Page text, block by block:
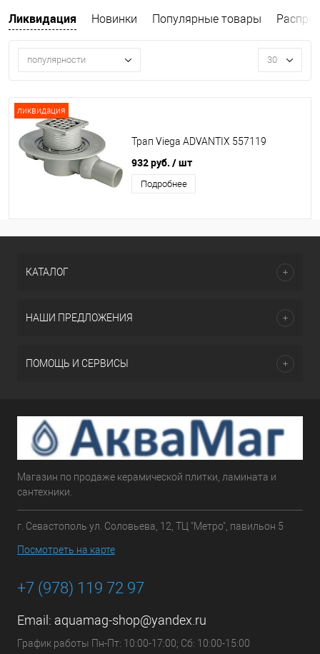
Ликвидация Новинки Популярные товары
популярности 30
ликвидация
Трап Viega ADVANTIX 557119
932 руб. / шт
Подробнее
КАТАЛОГ
НАШИ ПРЕДЛОЖЕНИЯ
ПОМОЩЬ И СЕРВИСЫ
Магазин по продаже керамической плитки, ламината и
сантехники.
г. Севастополь ул. Соловьева, 12, ТЦ "Метро", павильон 5
Посмотреть на карте
+7 (978) 119 72 97
Email: aquamag-shop@yandex.ru
График работы Пн-Пт: 10:00-17:00; Сб: 10:00-15:00